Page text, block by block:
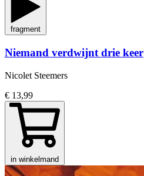
fragment
Niemand verdwijnt drie keer
Nicolet Steemers
€ 13,99
in winkelmand